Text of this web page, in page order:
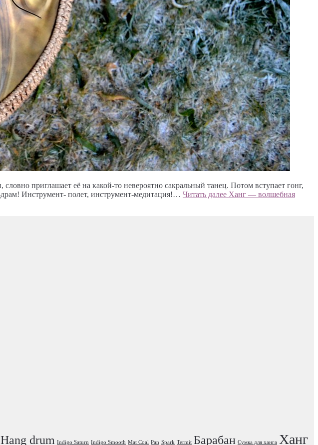
приглашает её на какой-то невероятно сакральный танец. Потом вступает гонг,
Инструмент- полет, инструмент-медитация!… Читать далее Ханг — волшебная
Hang drum Indigo Saturn Indigo Smooth Mat Coal Pan Spark Termit Барабан Сумка для ханга Ханг